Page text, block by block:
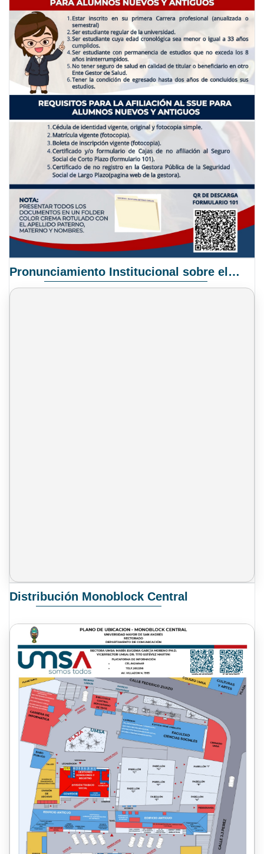
Pronunciamiento Institucional sobre el Proyecto de Ley N° 068/2025-2026 C.S.
Distribución Monoblock Central